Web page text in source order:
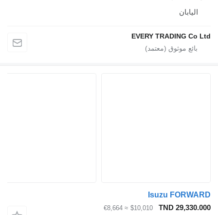
اليابان
EVERY TRADING Co Ltd
Isuzu FORWARD
TND 29,330.000
$10,010
≈ €8,664